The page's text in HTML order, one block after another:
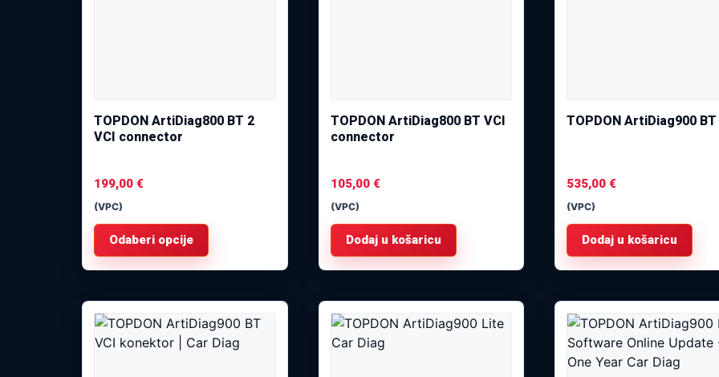
TOPDON ArtiDiag800 BT 2
VCI connector
199,00 €
(VPC)
Odaberi opcije
TOPDON ArtiDiag800 BT VCI
connector
105,00 €
(VPC)
Dodaj u košaricu
TOPDON ArtiDiag900 BT
535,00 €
(VPC)
Dodaj u košaricu